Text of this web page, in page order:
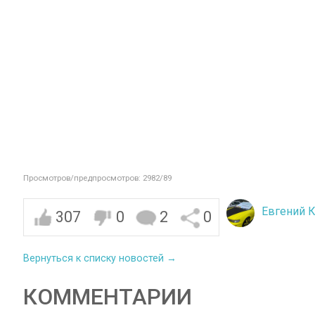
Просмотров/предпросмотров: 2982/89
307 0 2 0 Евгений
Вернуться к списку новостей →
КОММЕНТАРИИ